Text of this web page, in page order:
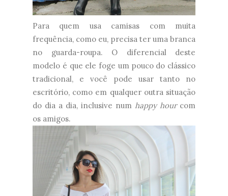
Para quem usa camisas com muita
frequência, como eu, precisa ter uma branca
no guarda-roupa. O diferencial deste
modelo é que ele foge um pouco do clássico
tradicional, e você pode usar tanto no
escritório, como em qualquer outra situação
do dia a dia, inclusive num happy hourcom
os amigos.